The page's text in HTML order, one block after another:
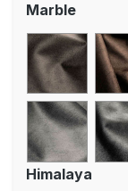
Marble
Himalaya